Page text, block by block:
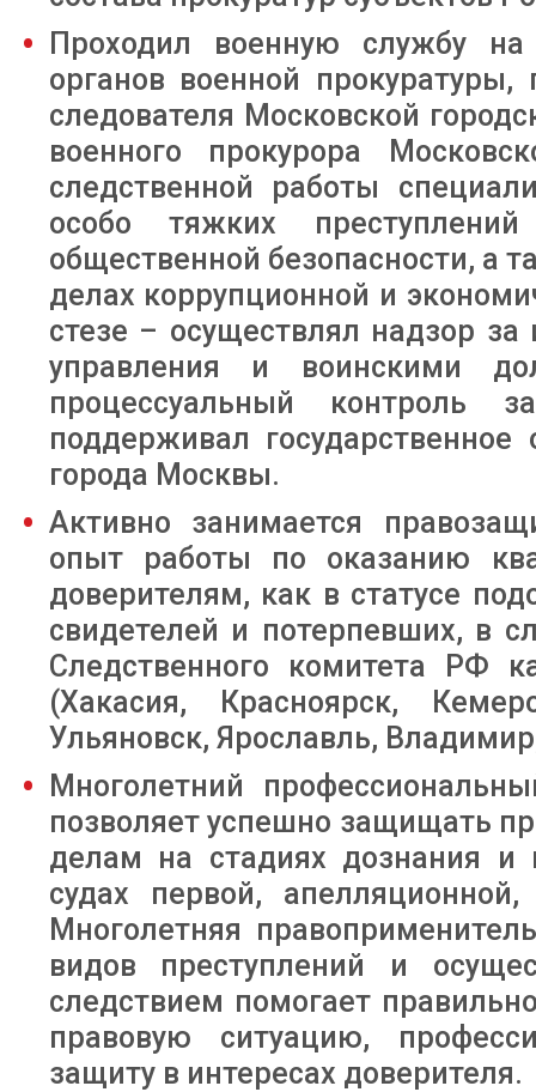
Проходил военную службу на
органов военной
следователя Московской
военного прокурора
следственной работы
особо тяжких
общественной безопасности, а
делах коррупционной и
стезе – осуществлял надзор
управления и воинскими
процессуальный контроль
поддерживал
города Москвы.
Активно занимается
опыт работы по оказанию
доверителям, как в статусе
свидетелей и потерпевших, в
Следственного комитета РФ
(Хакасия, Красноярск,
Ульяновск, Ярославль,
Многолетний
позволяет успешно защищать
делам на стадиях дознания и
судах первой,
Многолетняя
видов преступлений и
следствием помогает
правовую ситуацию,
защиту в интересах доверителя.